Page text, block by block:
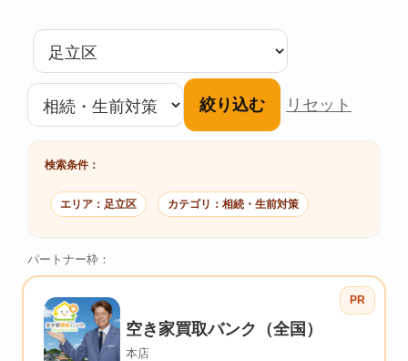
絞り込む リセット
検索条件：
エリア：足立区 カテゴリ：相続・生前対策
パートナー枠：
PR
空き家買取バンク（全国）
本店